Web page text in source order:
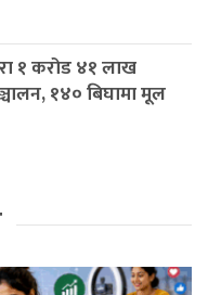
१ करोड ४१ लाख
१४० बिघामा मूल